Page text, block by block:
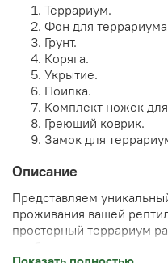
Террариум.
Фон для
Грунт.
Коряга.
Укрытие.
Поилка.
Комплект ножек
Греющий коврик.
Замок для
Описание
Представляем
проживания вашей
просторный террариум